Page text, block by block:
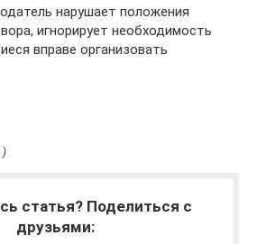
нарушает положения
игнорирует необходимость
вправе организовать
)
статья? Поделиться с
друзьями: